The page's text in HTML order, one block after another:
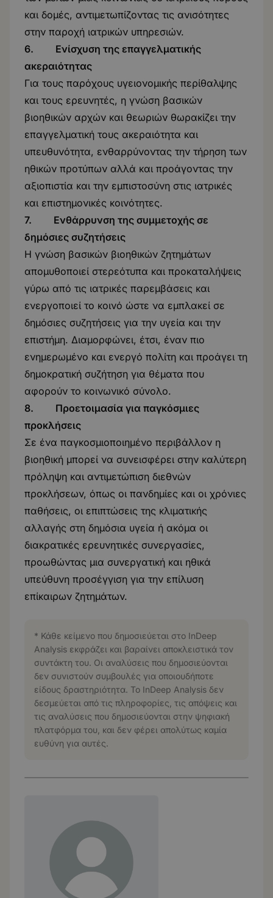
και δομές, αντιμετωπίζοντας τις ανισότητες
στην παροχή ιατρικών υπηρεσιών.
6. Ενίσχυση της επαγγελματικής
ακεραιότητας
Για τους παρόχους υγειονομικής περίθαλψης
και τους ερευνητές, η γνώση βασικών
βιοηθικών αρχών και θεωριών θωρακίζει την
επαγγελματική τους ακεραιότητα και
υπευθυνότητα, ενθαρρύνοντας την τήρηση των
ηθικών προτύπων αλλά και προάγοντας την
αξιοπιστία και την εμπιστοσύνη στις ιατρικές
και επιστημονικές κοινότητες.
7. Ενθάρρυνση της συμμετοχής σε
δημόσιες συζητήσεις
Η γνώση βασικών βιοηθικών ζητημάτων
απομυθοποιεί στερεότυπα και προκαταλήψεις
γύρω από τις ιατρικές παρεμβάσεις και
ενεργοποιεί το κοινό ώστε να εμπλακεί σε
δημόσιες συζητήσεις για την υγεία και την
επιστήμη. Διαμορφώνει, έτσι, έναν πιο
ενημερωμένο και ενεργό πολίτη και προάγει τη
δημοκρατική συζήτηση για θέματα που
αφορούν το κοινωνικό σύνολο.
8. Προετοιμασία για παγκόσμιες
προκλήσεις
Σε ένα παγκοσμιοποιημένο περιβάλλον η
βιοηθική μπορεί να συνεισφέρει στην καλύτερη
πρόληψη και αντιμετώπιση διεθνών
προκλήσεων, όπως οι πανδημίες και οι χρόνιες
παθήσεις, οι επιπτώσεις της κλιματικής
αλλαγής στη δημόσια υγεία ή ακόμα οι
διακρατικές ερευνητικές συνεργασίες,
προωθώντας μια συνεργατική και ηθικά
υπεύθυνη προσέγγιση για την επίλυση
επίκαιρων ζητημάτων.
* Κάθε κείμενο που δημοσιεύεται στο InDeep
Analysis εκφράζει και βαραίνει αποκλειστικά τον
συντάκτη του. Οι αναλύσεις που δημοσιεύονται
δεν συνιστούν συμβουλές για οποιουδήποτε
είδους δραστηριότητα. Το InDeep Analysis δεν
δεσμεύεται από τις πληροφορίες, τις απόψεις και
τις αναλύσεις που δημοσιεύονται στην ψηφιακή
πλατφόρμα του, και δεν φέρει απολύτως καμία
ευθύνη για αυτές.